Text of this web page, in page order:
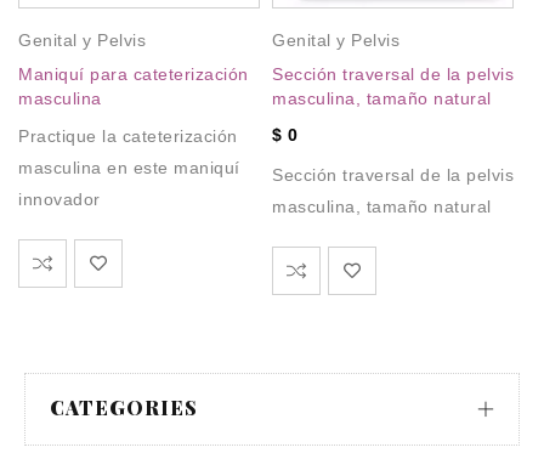
CATEGORIES
Genital y Pelvis
Maniquí para cateterización
masculina
Practique la cateterización
masculina en este maniquí
innovador
Genital y Pelvis
Sección traversal de la pelvis
masculina, tamaño natural
$ 0
Sección traversal de la pelvis
masculina, tamaño natural